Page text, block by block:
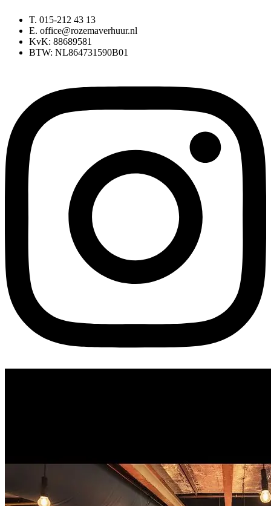
T. 015-212 43 13
E. office@rozemaverhuur.nl
KvK: 88689581
BTW: NL864731590B01